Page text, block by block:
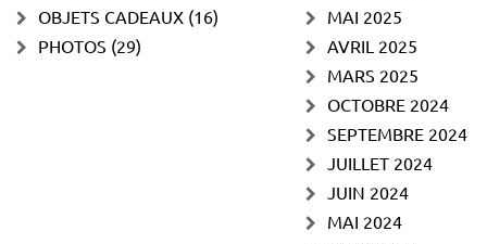
OBJETS CADEAUX (16)
PHOTOS (29)
MAI 2025
AVRIL 2025
MARS 2025
OCTOBRE 2024
SEPTEMBRE 2024
JUILLET 2024
JUIN 2024
MAI 2024